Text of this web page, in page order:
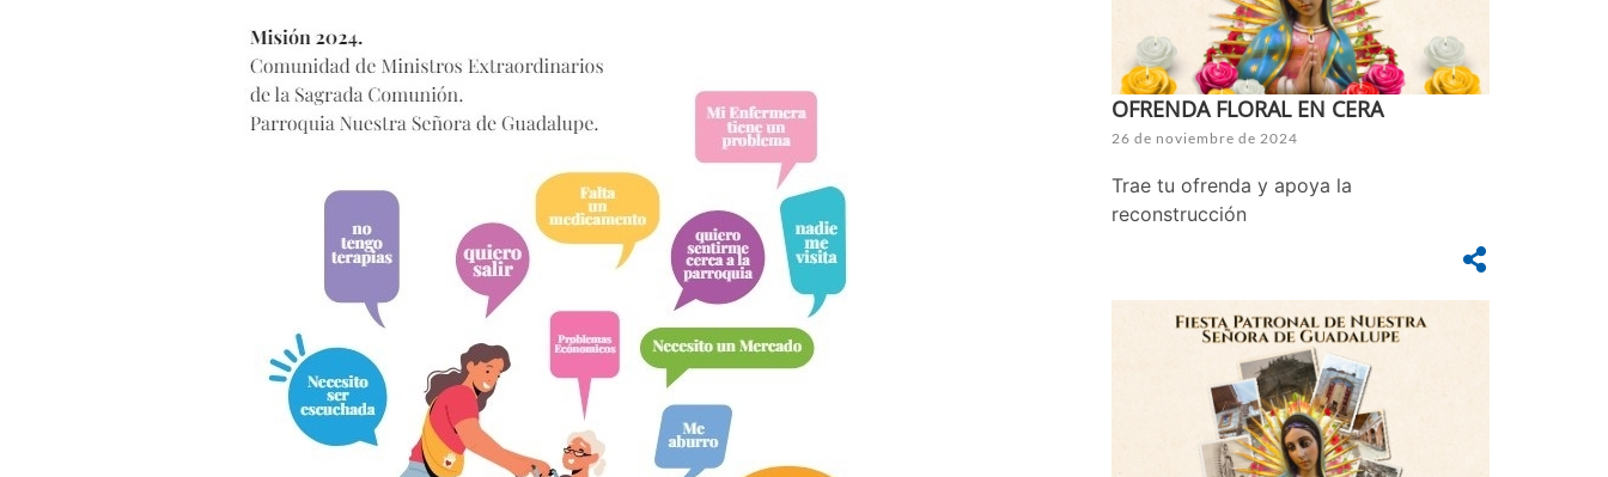
OFRENDA FLORAL EN CERA
26 de noviembre de 2024
Trae tu ofrenda y apoya la
reconstrucción